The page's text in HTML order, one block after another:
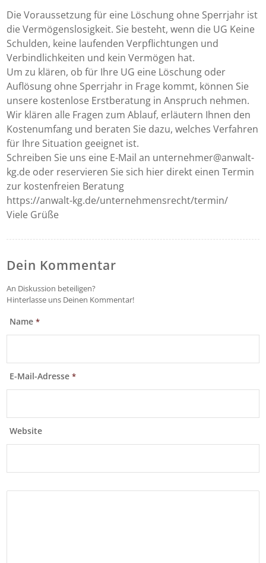
Die Voraussetzung für eine Löschung ohne Sperrjahr ist
die Vermögenslosigkeit. Sie besteht, wenn die UG Keine
Schulden, keine laufenden Verpflichtungen und
Verbindlichkeiten und kein Vermögen hat.
Um zu klären, ob für Ihre UG eine Löschung oder
Auflösung ohne Sperrjahr in Frage kommt, können Sie
unsere kostenlose Erstberatung in Anspruch nehmen.
Wir klären alle Fragen zum Ablauf, erläutern Ihnen den
Kostenumfang und beraten Sie dazu, welches Verfahren
für Ihre Situation geeignet ist.
Schreiben Sie uns eine E-Mail an unternehmer@anwalt-
kg.de oder reservieren Sie sich hier direkt einen Termin
zur kostenfreien Beratung
https://anwalt-kg.de/unternehmensrecht/termin/
Viele Grüße
Dein Kommentar
An Diskussion beteiligen?
Hinterlasse uns Deinen Kommentar!
Name*
E-Mail-Adresse*
Website